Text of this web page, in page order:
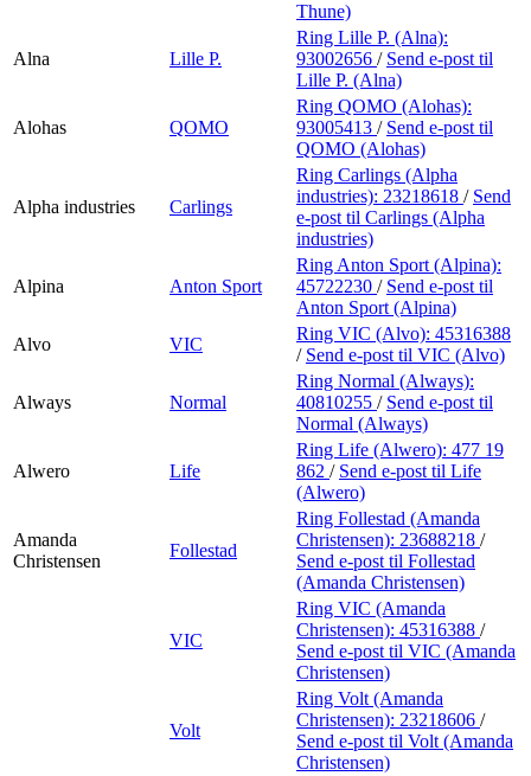
Thune)
Alna Lille P.
Ring Lille P. (Alna):
93002656 / Send e-post til
Lille P. (Alna)
Alohas QOMO
Ring QOMO (Alohas):
93005413 / Send e-post til
QOMO (Alohas)
Alpha industries Carlings
Ring Carlings (Alpha
industries): 23218618 / Send
e-post til Carlings (Alpha
industries)
Alpina Anton Sport
Ring Anton Sport (Alpina):
45722230 / Send e-post til
Anton Sport (Alpina)
Alvo
VIC
Ring VIC (Alvo): 45316388
/ Send e-post til VIC (Alvo)
Always Normal
Ring Normal (Always):
40810255 / Send e-post til
Normal (Always)
Alwero Life
Ring Life (Alwero): 477 19
862 / Send e-post til Life
(Alwero)
Amanda
Christensen
Follestad
Ring Follestad (Amanda
Christensen): 23688218 /
Send e-post til Follestad
(Amanda Christensen)
VIC
Ring VIC (Amanda
Christensen): 45316388 /
Send e-post til VIC (Amanda
Christensen)
Volt
Ring Volt (Amanda
Christensen): 23218606 /
Send e-post til Volt (Amanda
Christensen)